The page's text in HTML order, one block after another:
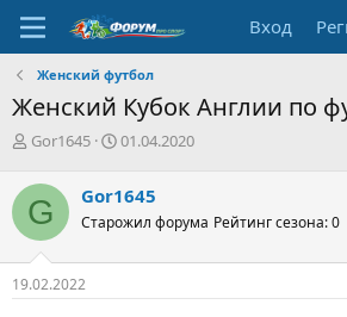
Вход
Женский футбол
Женский Кубок Англии по
А
т
о
р
т
е
м
Gor1645
Д
а
н
ч
01.04.2020
G Gor1645
Старожил форума Рейтинг сезона: 0
19.02.2022